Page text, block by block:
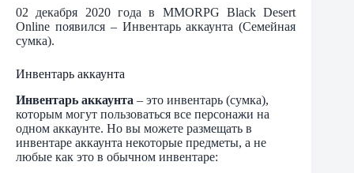
02 декабря 2020 года в MMORPG Black Desert
Online появился – Инвентарь аккаунта (Семейная
сумка).
Инвентарь аккаунта
Инвентарь аккаунта – это инвентарь (сумка),
которым могут пользоваться все персонажи на
одном аккаунте. Но вы можете размещать в
инвентаре аккаунта некоторые предметы, а не
любые как это в обычном инвентаре: